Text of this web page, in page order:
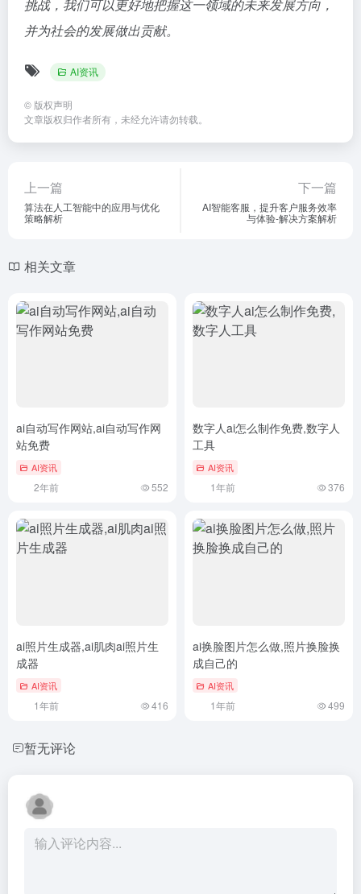
挑战，我们可以更好地把握这一领域的未来发展方向，
并为社会的发展做出贡献。
AI资讯
© 版权声明
文章版权归作者所有，未经允许请勿转载。
上一篇
算法在人工智能中的应用与优化
策略解析
下一篇
AI智能客服，提升客户服务效率
与体验-解决方案解析
相关文章
ai自动写作网站,ai自动写作网
站免费
AI资讯
2年前 552
数字人ai怎么制作免费,数字人
工具
AI资讯
1年前 376
ai照片生成器,ai肌肉ai照片生
成器
AI资讯
1年前 416
ai换脸图片怎么做,照片换脸换
成自己的
AI资讯
1年前 499
暂无评论